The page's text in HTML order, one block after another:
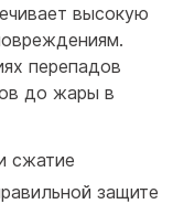
высокую
перепадов
до жары в
сжатие
защите